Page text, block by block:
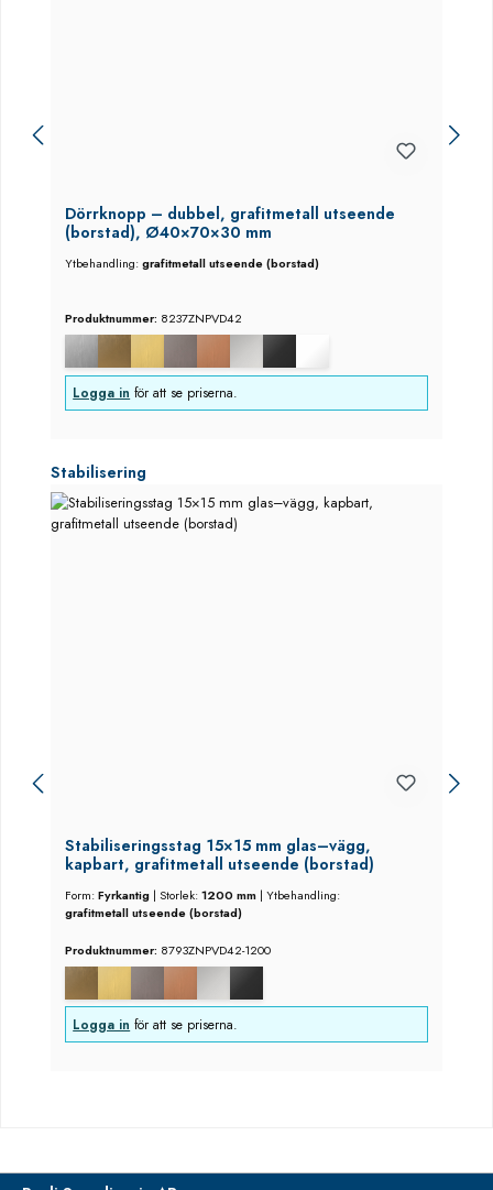
Dörrknopp – dubbel, grafitmetall utseende
(borstad), Ø40×70×30 mm
Ytbehandling:grafitmetall utseende (borstad)
Produktnummer: 8237ZNPVD42
Logga in för att se priserna.
Hoppa över produktgalleri
Stabilisering
Stabiliseringsstag 15×15 mm glas–vägg,
kapbart, grafitmetall utseende (borstad)
Form:Fyrkantig | Storlek:1200 mm | Ytbehandling:
grafitmetall utseende (borstad)
Produktnummer: 8793ZNPVD42-1200
Logga in för att se priserna.